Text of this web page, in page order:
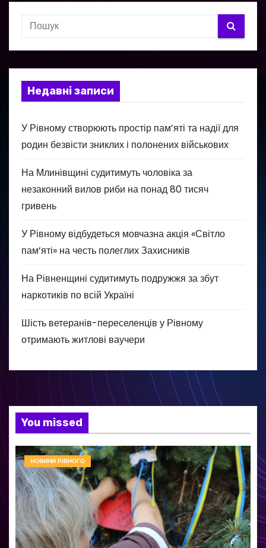
Недавні записи
У Рівному створюють простір пам’яті та надії для
родин безвісти зниклих і полонених військових
На Млинівщині судитимуть чоловіка за
незаконний вилов риби на понад 80 тисяч
гривень
У Рівному відбудеться мовчазна акція «Світло
пам’яті» на честь полеглих Захисників
На Рівненщині судитимуть подружжя за збут
наркотиків по всій Україні
Шість ветеранів-переселенців у Рівному
отримають житлові ваучери
You missed
НОВИНИ РІВНОГО